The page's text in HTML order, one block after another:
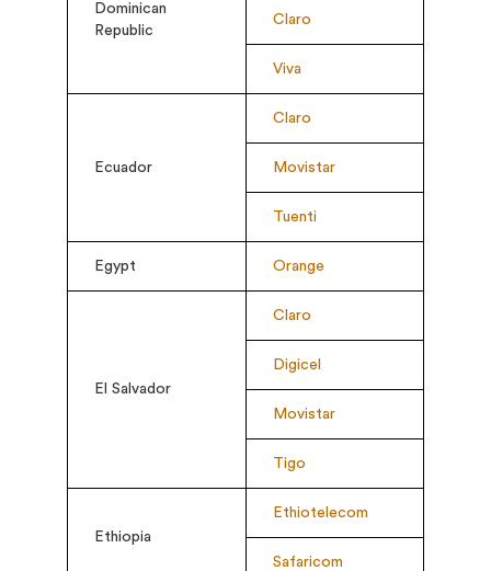
Dominican
Republic
Claro
Viva
Ecuador
Claro
Movistar
Tuenti
Egypt Orange
El Salvador
Claro
Digicel
Movistar
Tigo
Ethiopia
Ethiotelecom
Safaricom